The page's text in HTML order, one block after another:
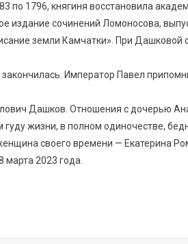
по 1796, княгиня восстановила
издание сочинений Ломоносова,
земли Камчатки». При Дашковой
Император Павел
Дашков. Отношения с дочерью
жизни, в полном одиночестве,
своего времени — Екатерина
марта 2023 года.